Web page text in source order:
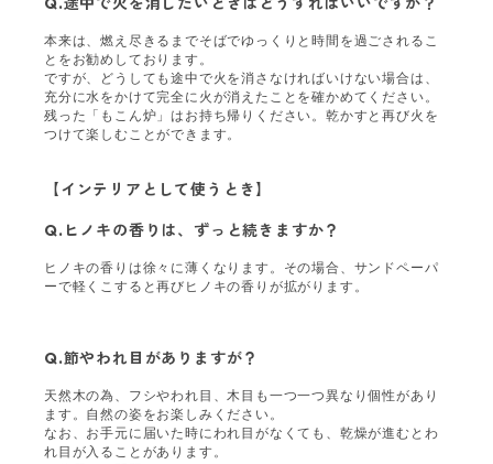
本来は、燃え尽きるまでそばでゆっくりと時間を過ごされるこ
とをお勧めしております。
ですが、どうしても途中で火を消さなければいけない場合は、
充分に水をかけて完全に火が消えたことを確かめてください。
残った「もこん炉」はお持ち帰りください。乾かすと再び火を
つけて楽しむことができます。
【インテリアとして使うとき】
Q. ヒノキの香りは、ずっと続きますか？
ヒノキの香りは徐々に薄くなります。その場合、サンドペーパ
ーで軽くこすると再びヒノキの香りが拡がります。
Q.節やわれ目がありますが？
天然木の為、フシやわれ目、木目も一つ一つ異なり個性があり
ます。自然の姿をお楽しみください。
なお、お手元に届いた時にわれ目がなくても、乾燥が進むとわ
れ目が入ることがあります。